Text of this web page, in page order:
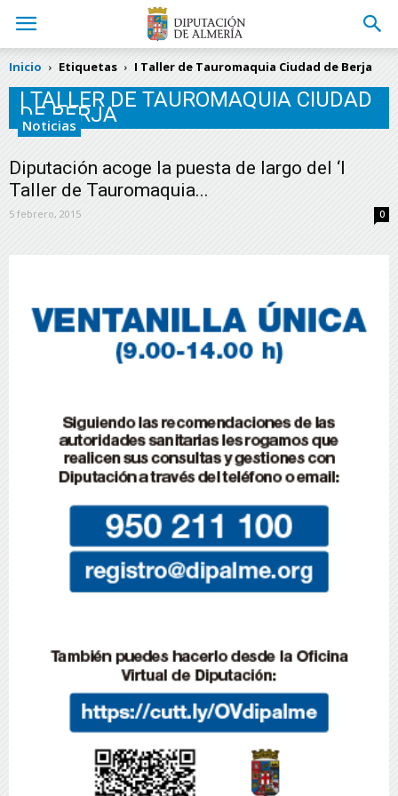
Inicio Etiquetas I Taller de Tauromaquia Ciudad de Berja
I TALLER DE TAUROMAQUIA CIUDAD
DE BERJA
Noticias
Diputación acoge la puesta de largo del ‘I
Taller de Tauromaquia...
5 febrero, 2015 0